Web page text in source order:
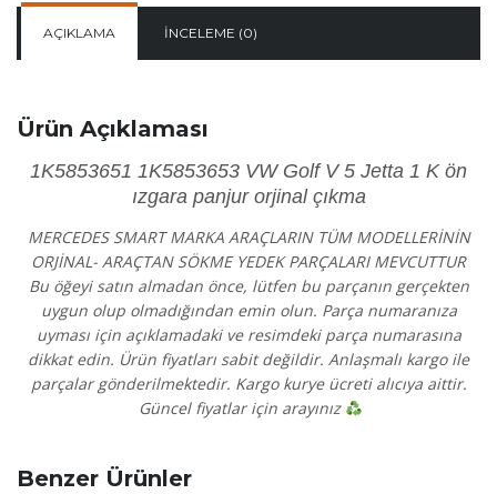
AÇIKLAMA İNCELEME (0)
Ürün Açıklaması
1K5853651 1K5853653 VW Golf V 5 Jetta 1 K ön
ızgara panjur orjinal çıkma
MERCEDES SMART MARKA ARAÇLARIN TÜM MODELLERİNİN
ORJİNAL- ARAÇTAN SÖKME YEDEK PARÇALARI MEVCUTTUR
Bu öğeyi satın almadan önce, lütfen bu parçanın gerçekten
uygun olup olmadığından emin olun. Parça numaranıza
uyması için açıklamadaki ve resimdeki parça numarasına
dikkat edin. Ürün fiyatları sabit değildir. Anlaşmalı kargo ile
parçalar gönderilmektedir. Kargo kurye ücreti alıcıya aittir.
Güncel fiyatlar için arayınız
Benzer Ürünler